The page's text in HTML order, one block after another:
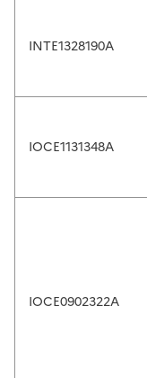
INTE1328190A
IOCE1131348A
IOCE0902322A